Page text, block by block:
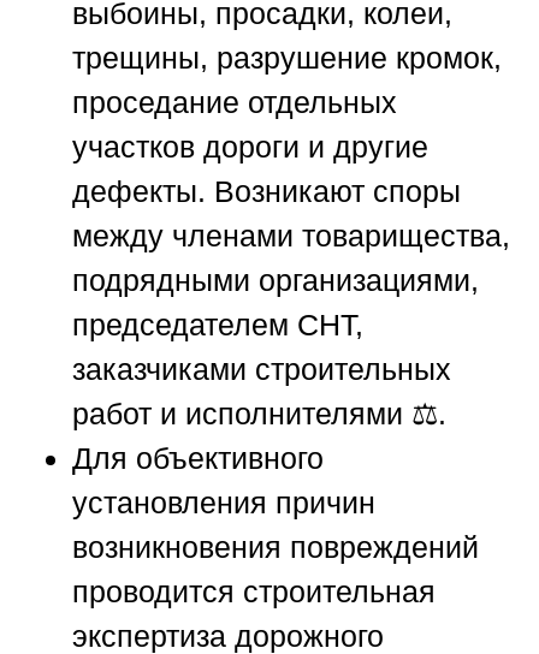
выбоины, просадки, колеи,
трещины, разрушение кромок,
проседание отдельных
участков дороги и другие
дефекты. Возникают споры
между членами товарищества,
подрядными организациями,
председателем СНТ,
заказчиками строительных
работ и исполнителями ⚖️.
Для объективного
установления причин
возникновения повреждений
проводится строительная
экспертиза дорожного